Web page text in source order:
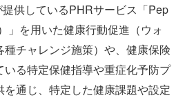
供しているPHRサービス「Pep
」を用いた健康行動促進（ウォ
種チャレンジ施策）や、健康保険
る特定保健指導や重症化予防プ
を通じ、特定した健康課題や設定